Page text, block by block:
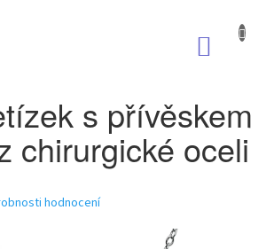
s přívěskem
chirurgické oceli
hodnocení